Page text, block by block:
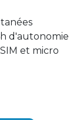
d'autonomie
et micro